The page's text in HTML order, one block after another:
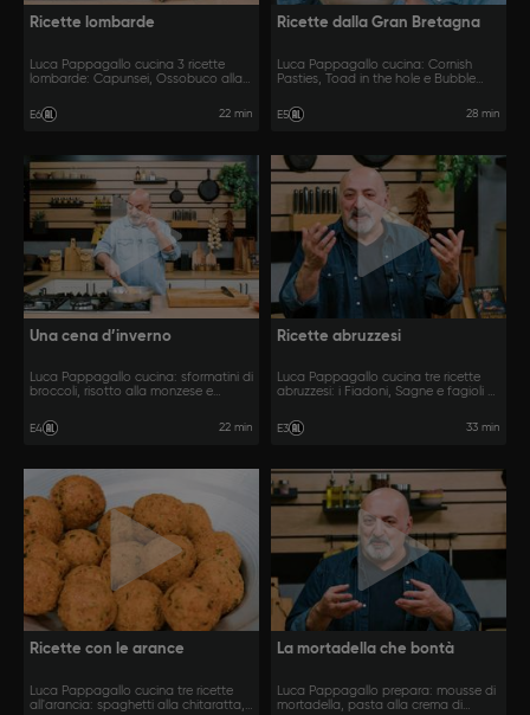
Ricette lombarde
Luca Pappagallo cucina 3 ricette
lombarde: Capunsei, Ossobuco alla
E6 22 min
Ricette dalla Gran Bretagna
Luca Pappagallo cucina: Cornish
Pasties, Toad in the hole e Bubble
E5 28 min
Una cena d’inverno
Luca Pappagallo cucina: sformatini di
broccoli, risotto alla monzese e
E4 22 min
Ricette abruzzesi
Luca Pappagallo cucina tre ricette
abruzzesi: i Fiadoni, Sagne e fagioli e
E3 33 min
Ricette con le arance
Luca Pappagallo cucina tre ricette
all'arancia: spaghetti alla chitaratta,
La mortadella che bontà
Luca Pappagallo prepara: mousse di
mortadella, pasta alla crema di